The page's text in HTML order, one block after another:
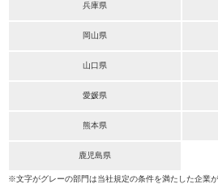
兵庫県
岡山県
山口県
愛媛県
熊本県
鹿児島県
※文字がグレーの部門は当社規定の条件を満たした企業